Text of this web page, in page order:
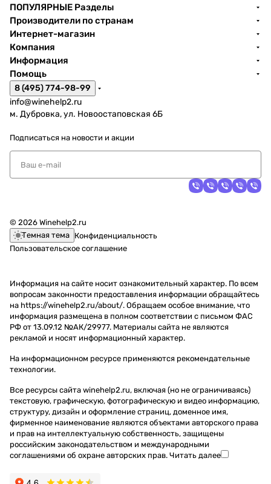
ПОПУЛЯРНЫЕ Разделы
Производители по странам
Интернет-магазин
Компания
Информация
Помощь
8 (495) 774-98-99
info@winehelp2.ru
м. Дубровка, ул. Новоостаповская 6Б
Подписаться на новости и акции
© 2026 Winehelp2.ru
Темная тема Конфиденциальность
Пользовательское соглашение
Информация на сайте носит ознакомительный характер. По всем
вопросам законности предоставления информации обращайтесь
на https://winehelp2.ru/about/. Обращаем особое внимание, что
информация размещена в полном соответствии с письмом ФАС
РФ от 13.09.12 №АК/29977. Материалы сайта не являются
рекламой и носят информационный характер.
На информационном ресурсе применяются рекомендательные
технологии.
Все ресурсы сайта winehelp2.ru, включая (но не ограничиваясь)
текстовую, графическую, фотографическую и видео информацию,
структуру, дизайн и оформление страниц, доменное имя,
фирменное наименование являются объектами авторского права
и прав на интеллектуальную собственность, защищены
российским законодательством и международными
соглашениями об охране авторских прав. Читать далее